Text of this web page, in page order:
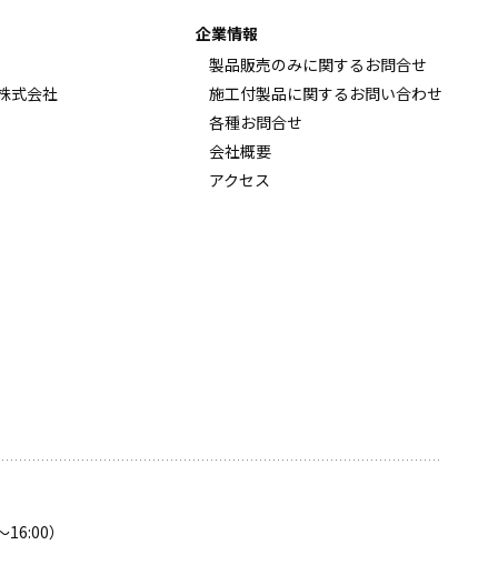
式会社
企業情報
製品販売のみに関するお問合せ
施工付製品に関するお問い合わせ
各種お問合せ
会社概要
アクセス
）